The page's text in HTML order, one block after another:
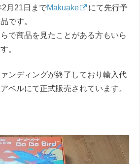
月21日までMakuake
にて先行予
です。
で商品を見たことがある方もいら
。
ンディングが終了しており輸入代
ベルにて正式販売されています。